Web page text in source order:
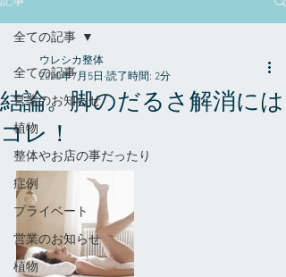
全ての記事
営業のお知らせ
植物
整体やお店の事だったり
症例
プライベート
営業のお知らせ
植物
全ての記事
結論。脚のだるさ解消には
コレ！
ウレシカ整体
2020年7月5日 読了時間: 2分